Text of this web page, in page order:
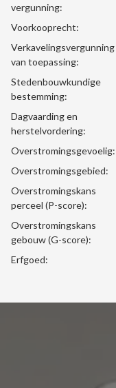
vergunning:
Voorkooprecht:
Verkavelingsvergunning
van toepassing:
Stedenbouwkundige
bestemming:
Dagvaarding en
herstelvordering:
Overstromingsgevoelig:
Overstromingsgebied:
Overstromingskans
perceel (P-score):
Overstromingskans
gebouw (G-score):
Erfgoed: